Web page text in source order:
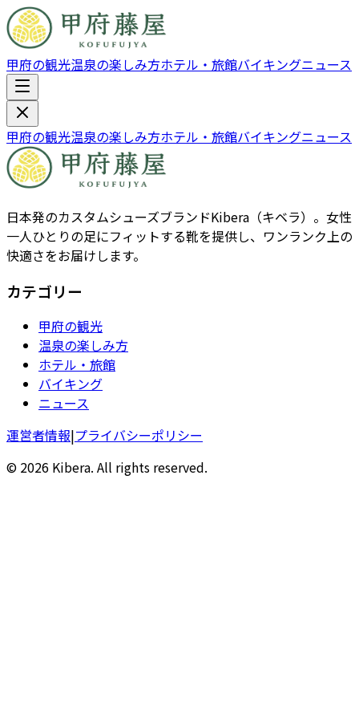
甲府の観光温泉の楽しみ方ホテル・旅館バイキングニュース
甲府の観光温泉の楽しみ方ホテル・旅館バイキングニュース
日本発のカスタムシューズブランドKibera（キベラ）。女性
一人ひとりの足にフィットする靴を提供し、ワンランク上の
快適さをお届けします。
カテゴリー
甲府の観光
温泉の楽しみ方
ホテル・旅館
バイキング
ニュース
運営者情報|プライバシーポリシー
© 2026 Kibera. All rights reserved.